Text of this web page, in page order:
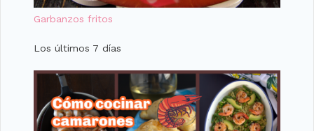
Garbanzos fritos
Los últimos 7 días